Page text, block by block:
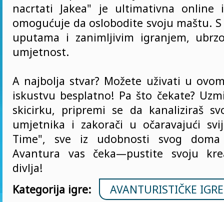
nacrtati Jakea" je ultimativna online
omogućuje da oslobodite svoju maštu.
uputama i zanimljivim igranjem,
umjetnost.
A najbolja stvar? Možete uživati u
iskustvu besplatno! Pa što čekate?
skicirku, pripremi se da kanaliziraš
umjetnika i zakorači u očaravajući
Time", sve iz udobnosti svog doma
Avantura vas čeka—pustite svoju
divlja!
Kategorija igre:
AVANTURISTIČKE IGRE